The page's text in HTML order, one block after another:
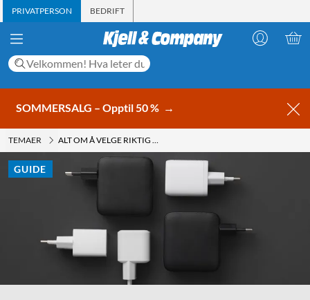
PRIVATPERSON BEDRIFT
SOMMERSALG – Opptil 50 % →
TEMAER ALT OM Å VELGE RIKTIG MOBILLADER
GUIDE